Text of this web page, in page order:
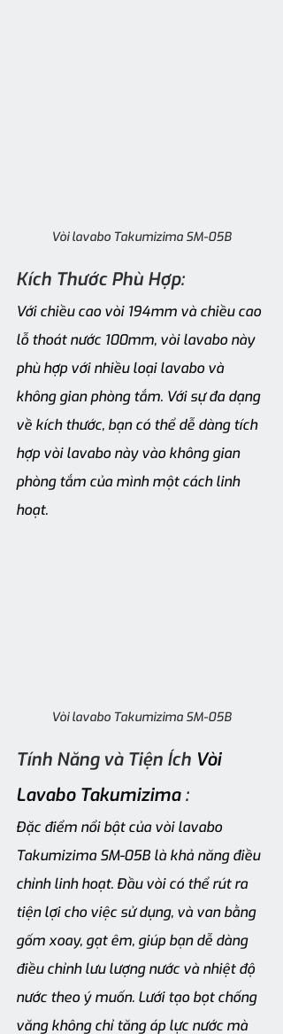
Vòi lavabo Takumizima SM-05B
Kích Thước Phù Hợp:
Với chiều cao vòi 194mm và chiều cao
lỗ thoát nước 100mm, vòi lavabo này
phù hợp với nhiều loại lavabo và
không gian phòng tắm. Với sự đa dạng
về kích thước, bạn có thể dễ dàng tích
hợp vòi lavabo này vào không gian
phòng tắm của mình một cách linh
hoạt.
Vòi lavabo Takumizima SM-05B
Tính Năng và Tiện Ích Vòi
Lavabo Takumizima :
Đặc điểm nổi bật của vòi lavabo
Takumizima SM-05B là khả năng điều
chỉnh linh hoạt. Đầu vòi có thể rút ra
tiện lợi cho việc sử dụng, và van bằng
gốm xoay, gạt êm, giúp bạn dễ dàng
điều chỉnh lưu lượng nước và nhiệt độ
nước theo ý muốn. Lưới tạo bọt chống
văng không chỉ tăng áp lực nước mà